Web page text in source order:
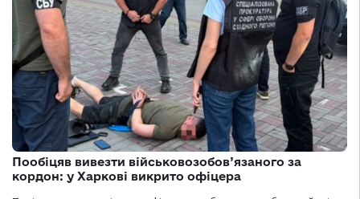
Пообіцяв вивезти військовозобов’язаного за
кордон: у Харкові викрито офіцера